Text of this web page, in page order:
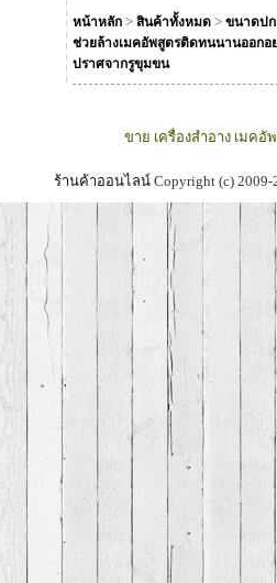
หน้าหลัก > สินค้าทั้งหมด > ขนาดป
ช่วยล้างเมคอัพสูตรติดทนนานออกอ
ปราศจากรูขุมขน
ขาย เครื่องสำอาง เมค
ร้านค้าออนไลน์Copyright (c)